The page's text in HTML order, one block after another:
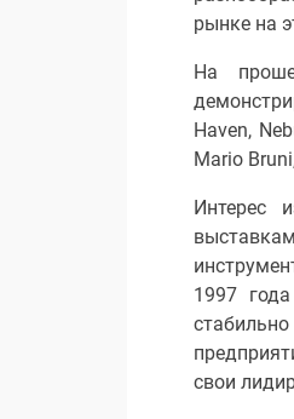
рынке на
На
Haven,
Mario
Интерес
1997
свои